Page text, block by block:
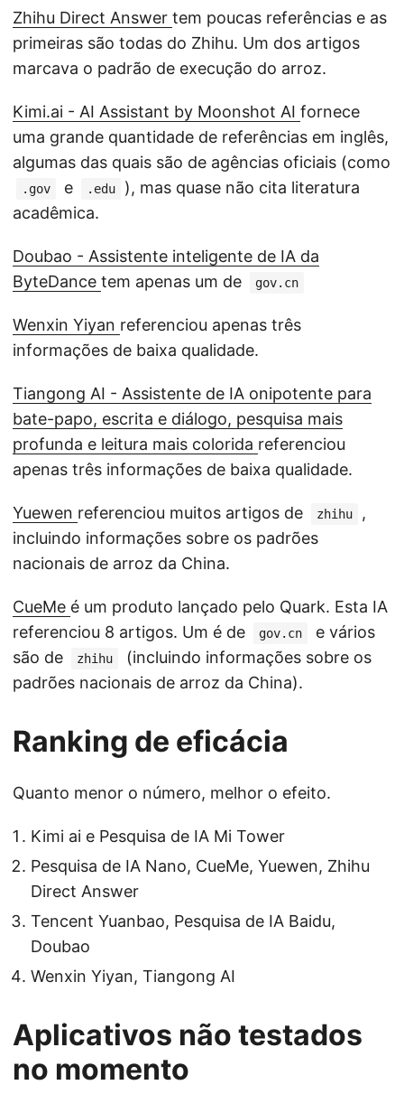
Zhihu Direct Answer tem poucas referências e as
primeiras são todas do Zhihu. Um dos artigos
marcava o padrão de execução do arroz.
Kimi.ai - AI Assistant by Moonshot AI fornece
uma grande quantidade de referências em inglês,
algumas das quais são de agências oficiais (como
.gov e .edu
), mas quase não cita literatura
acadêmica.
Doubao - Assistente inteligente de IA da
ByteDance tem apenas um de gov.cn
Wenxin Yiyan referenciou apenas três
informações de baixa qualidade.
Tiangong AI - Assistente de IA onipotente para
bate-papo, escrita e diálogo, pesquisa mais
profunda e leitura mais colorida referenciou
apenas três informações de baixa qualidade.
Yuewen referenciou muitos artigos de zhihu
,
incluindo informações sobre os padrões
nacionais de arroz da China.
CueMe é um produto lançado pelo Quark. Esta IA
referenciou 8 artigos. Um é de
gov.cn
e vários
são de
zhihu
(incluindo informações sobre os
padrões nacionais de arroz da China).
Ranking de eficácia
Quanto menor o número, melhor o efeito.
Kimi ai e Pesquisa de IA Mi Tower
Pesquisa de IA Nano, CueMe, Yuewen, Zhihu
Direct Answer
Tencent Yuanbao, Pesquisa de IA Baidu,
Doubao
Wenxin Yiyan, Tiangong AI
Aplicativos não testados
no momento